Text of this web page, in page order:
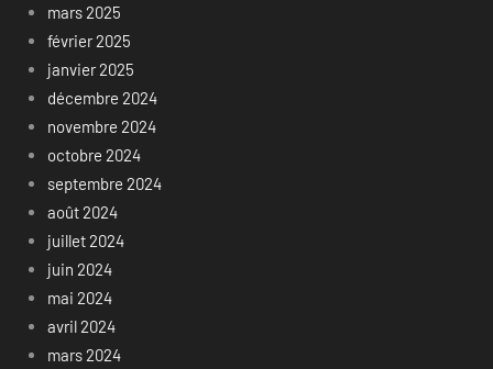
mars 2025
février 2025
janvier 2025
décembre 2024
novembre 2024
octobre 2024
septembre 2024
août 2024
juillet 2024
juin 2024
mai 2024
avril 2024
mars 2024